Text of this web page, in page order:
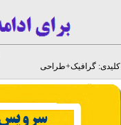
گرافیک+طراحی